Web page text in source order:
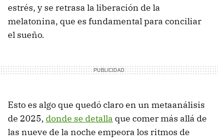
estrés, y se retrasa la liberación de la
melatonina, que es fundamental para conciliar
el sueño.
Esto es algo que quedó claro en un metaanálisis
de 2025, donde se detalla que comer más allá de
las nueve de la noche empeora los ritmos de